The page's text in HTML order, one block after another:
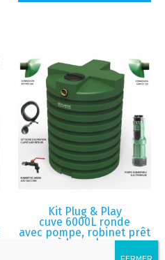
Kit Plug & Play
cuve 6000L ronde
avec pompe, robinet prêt
à brancher